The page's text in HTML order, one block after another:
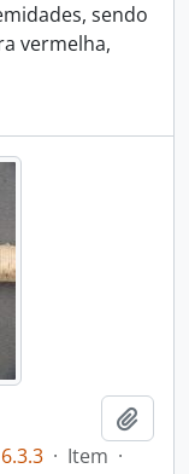
sendo
vermelha,
· Item ·